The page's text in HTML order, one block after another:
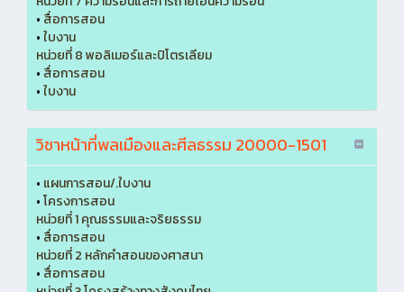
• สื่อการสอน
•ใบงาน
หน่วยที่ 8 พอลิเมอร์และปิโตรเลียม
• สื่อการสอน
•ใบงาน
วิชาหน้าที่พลเมืองและศีลธรรม 20000-1501
• แผนการสอน/.ใบงาน
•โครงการสอน
หน่วยที่ 1 คุณธรรมและจริยธรรม
• สื่อการสอน
หน่วยที่ 2 หลักคำสอนของศาสนา
• สื่อการสอน